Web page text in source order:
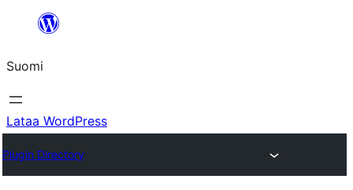
Suomi
Lataa WordPress
Plugin Directory